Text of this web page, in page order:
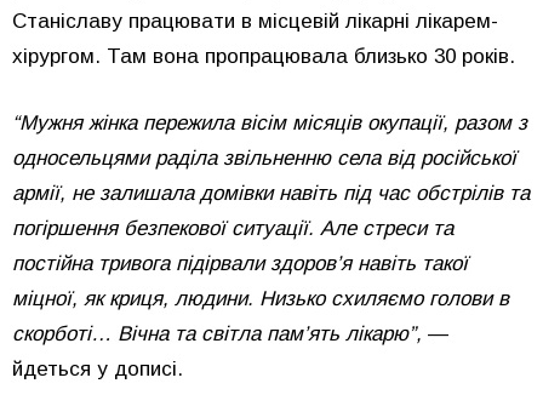
Станіславу працювати в місцевій лікарні лікарем-
хірургом. Там вона пропрацювала близько 30 років.
“Мужня жінка пережила вісім місяців окупації, разом з
односельцями раділа звільненню села від російської
армії, не залишала домівки навіть під час обстрілів та
погіршення безпекової ситуації. Але стреси та
постійна тривога підірвали здоров’я навіть такої
міцної, як криця, людини. Низько схиляємо голови в
скорботі… Вічна та світла пам’ять лікарю”, —
йдеться у дописі.